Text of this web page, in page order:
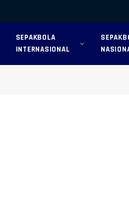
SEPAKBOLA
INTERNASIONAL